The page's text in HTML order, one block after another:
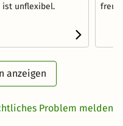
ist unflexibel.
anzeigen
Problem melden